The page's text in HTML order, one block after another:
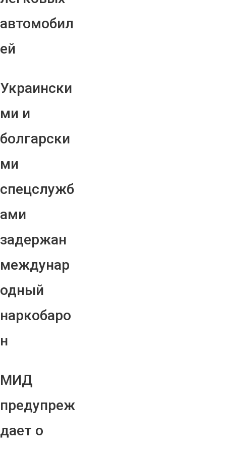
автомобил
ей
Украински
ми и
болгарски
ми
спецслужб
ами
задержан
междунар
одный
наркобаро
н
МИД
предупреж
дает о